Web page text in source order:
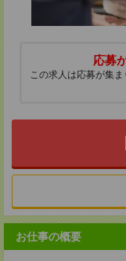
応募
この求人は応募が集
お仕事の概要